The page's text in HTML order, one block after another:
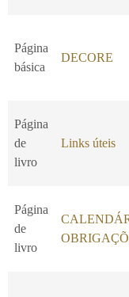
Página
básica
DECORE
Página
de
livro
Links úteis
Página
de
livro